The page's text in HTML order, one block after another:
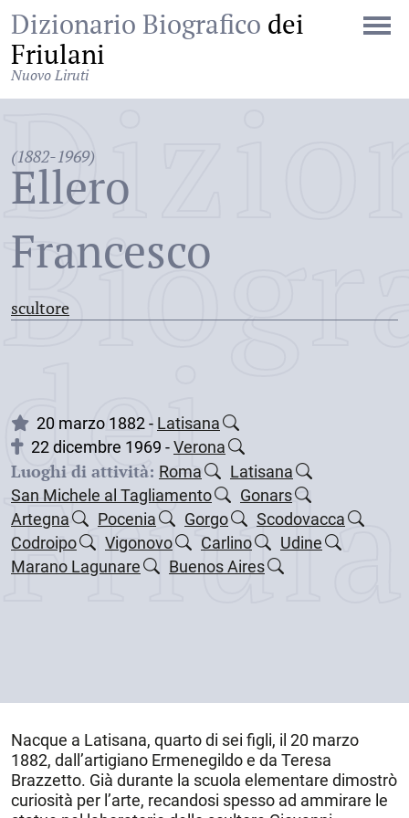
Dizionario Biografico dei
Friulani
Nuovo Liruti
(1882-1969)
Ellero
Francesco
scultore
dei
20 marzo 1882 - Latisana
22 dicembre 1969 -Verona
Luoghi di attività: Roma
Latisana
San Michele al Tagliamento
Gonars
Artegna
Pocenia Gorgo
Scodovacca
Codroipo
Vigonovo Carlino
Udine
Marano Lagunare
Buenos Aires
Nacque a Latisana, quarto di sei figli, il 20 marzo
1882, dall’artigiano Ermenegildo e da Teresa
Brazzetto. Già durante la scuola elementare dimostrò
curiosità per l’arte, recandosi spesso ad ammirare le